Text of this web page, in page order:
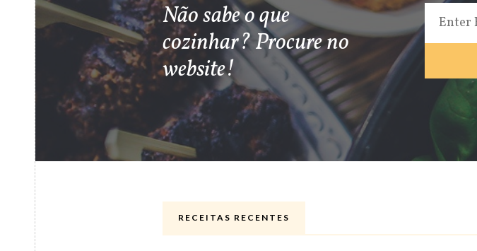
Não sabe o que
cozinhar? Procure no
website!
RECEITAS RECENTES